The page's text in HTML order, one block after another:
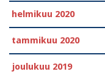
helmikuu 2020
tammikuu 2020
joulukuu 2019